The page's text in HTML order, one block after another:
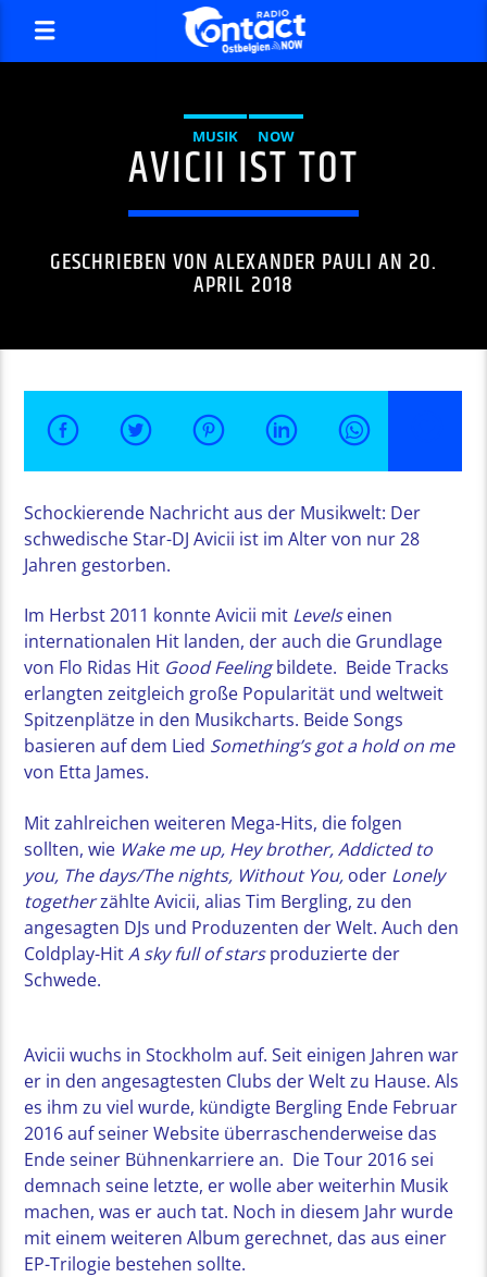
MUSIK NOW
AVICII IST TOT
GESCHRIEBEN VONALEXANDER PAULI AN 20.
APRIL 2018
Schockierende Nachricht aus der Musikwelt: Der
schwedische Star-DJ Avicii ist im Alter von nur 28
Jahren gestorben.
Im Herbst 2011 konnte Avicii mit Levels einen
internationalen Hit landen, der auch die Grundlage
von Flo Ridas Hit Good Feelingbildete. Beide Tracks
erlangten zeitgleich große Popularität und weltweit
Spitzenplätze in den Musikcharts. Beide Songs
basieren auf dem Lied Something’s got a hold on me
von Etta James.
Mit zahlreichen weiteren Mega-Hits, die folgen
sollten, wie Wake me up, Hey brother, Addicted to
you, The days/The nights, Without You, oder Lonely
togetherzählte Avicii, alias Tim Bergling, zu den
angesagten DJs und Produzenten der Welt. Auch den
Coldplay-HitA sky full of starsproduzierte der
Schwede.
Avicii wuchs in Stockholm auf. Seit einigen Jahren war
er in den angesagtesten Clubs der Welt zu Hause. Als
es ihm zu viel wurde, kündigte Bergling Ende Februar
2016 auf seiner Website überraschenderweise das
Ende seiner Bühnenkarriere an. Die Tour 2016 sei
demnach seine letzte, er wolle aber weiterhin Musik
machen, was er auch tat. Noch in diesem Jahr wurde
mit einem weiteren Album gerechnet, das aus einer
EP-Trilogie bestehen sollte.